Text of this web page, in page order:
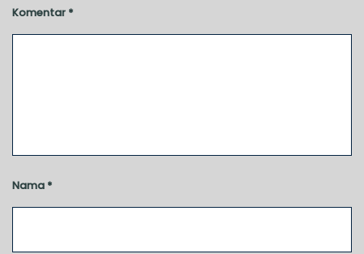
Komentar *
Nama *